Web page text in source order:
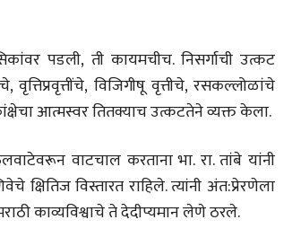
पडली, ती कायमचीच. निसर्गाची उत्कट
विजिगीषू वृत्तीचे, रसकल्लोळांचे
आत्मस्वर तितक्याच उत्कटतेने व्यक्त केला.
वाटचाल करताना भा. रा. तांबे यांनी
क्षितिज विस्तारत राहिले. त्यांनी अंत:प्रेरणेला
काव्यविश्वाचे ते देदीप्यमान लेणे ठरले.
पण...
Hunger
a